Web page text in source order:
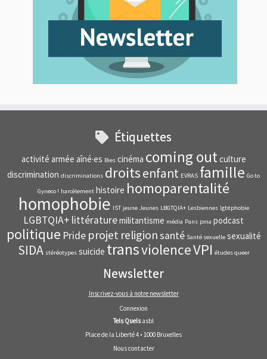
Étiquettes
activité armée aîné·es Bies cinéma coming outculture
discrimination discriminations droitsenfant EVRAS famille Go to
Gyneco ! harcèlement histoire homoparentalité
homophobie IST jeune Jeunes LBGTQIA+ Lesbiennes lgbtphobie
LGBTQIA+ littératuremilitantisme média Pans pma podcast
politique Pride projet religionsanté Santé sexuelle sexualité
SIDA stéréotypes suicide transviolenceVPI études queer
Newsletter
Inscrivez-vous à notre newsletter
Connexion
Tels Quelsasbl
Place de la Liberté 4 • 1000 Bruxelles
Nous contacter